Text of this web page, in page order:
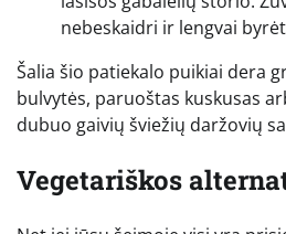
nebeskaidri ir lengvai
Šalia šio patiekalo puikiai dera
bulvytės, paruoštas kuskusas
dubuo gaivių šviežių daržovių
Vegetariškos